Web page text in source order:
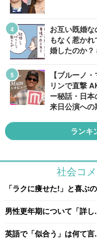
お互い既婚
もなく惹か
婚したのか？
【ブルーノ
リンで直撃
ー秘話・日
来日公演への
ランキ